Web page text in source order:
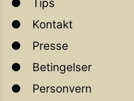
Tips
Kontakt
Presse
Betingelser
Personvern